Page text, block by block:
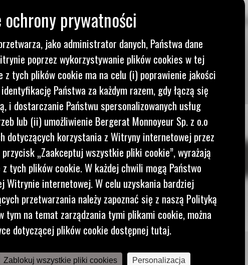
dzięki łyżce z serii Performance z dnem płaskim. Najlepszy wybór do
podłożu.
jako administrator danych, Państwa dane
poprzez wykorzystywanie plików cookies w tej
tych plików cookie ma na celu (i) poprawienie jakości
Państwa za każdym razem, gdy łączą się
i dostarczanie Państwu spersonalizowanych usług
lub (ii) umożliwienie Bergerat Monnoyeur Sp. z o.o
dotyczących korzystania z Witryny internetowej przez
„Zaakceptuj wszystkie pliki cookie”, wyrażają
tych plików cookie. W każdej chwili mogą Państwo
Witrynie internetowej. W celu uzyskania bardziej
przetwarzania należy zapoznać się z naszą Polityką
na temat zarządzania tymi plikami cookie, można
dotyczącej plików cookie dostępnej tutaj.
Zablokuj wszystkie pliki cookies Personalizacja